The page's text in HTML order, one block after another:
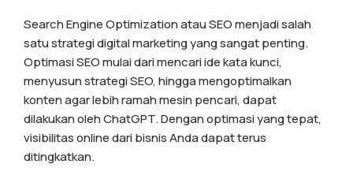
Search Engine Optimization atau SEO menjadi salah
satu strategi digital marketing yang sangat penting.
Optimasi SEO mulai dari mencari ide kata kunci,
menyusun strategi SEO, hingga mengoptimalkan
konten agar lebih ramah mesin pencari, dapat
dilakukan oleh ChatGPT. Dengan optimasi yang tepat,
visibilitas online dari bisnis Anda dapat terus
ditingkatkan.